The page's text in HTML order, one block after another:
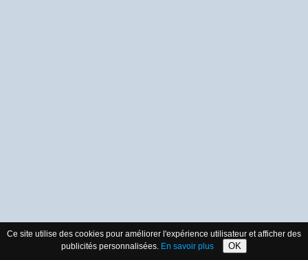
Ce site utilise des cookies pour améliorer l'expérience utilisateur et afficher des
publicités personnalisées. En savoir plus OK